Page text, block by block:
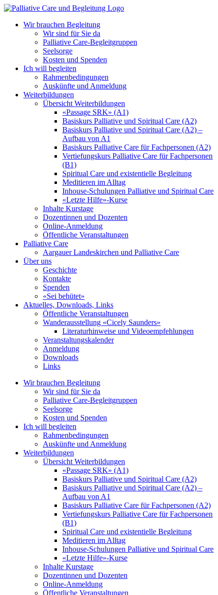
Zum
springenWir brauchen Begleitung
Wir sind für Sie da
Palliative Care-Begleitgruppen
Seelsorge
Kosten und Spenden
Ich will begleiten
Rahmenbedingungen
Auskünfte und Anmeldung
Weiterbildungen
Übersicht Weiterbildungen
«Passage SRK» (A1)
Basiskurs Palliative und Spiritual Care (A2)
Basiskurs Palliative und Spiritual Care (A2) –
Aufbau von A1
Basiskurs Palliative Care für Fachpersonen (A2)
Vertiefungskurs Palliative Care für Fachpersonen
(B1)
Spiritual Care und existentielle Begleitung
Meditieren im Alltag
Inhouse-Schulungen Palliative und Spiritual Care
«Letzte Hilfe»-Kurse
Inhalte Kurstage
Dozentinnen und Dozenten
Online-Anmeldung
Öffentliche Veranstaltungen
Palliative Care
Aargauer Landeskirchen und Palliative Care
Über uns
Geschichte
Kontakte
Spenden
«Sei behütet»
Aktuelles, Downloads, Links
Öffentliche Veranstaltungen
Wanderausstellung «Cicely Saunders»
Literaturhinweise und Videoempfehlungen
Veranstaltungskalender
Anmeldung
Downloads
Links
Wir brauchen Begleitung
Wir sind für Sie da
Palliative Care-Begleitgruppen
Seelsorge
Kosten und Spenden
Ich will begleiten
Rahmenbedingungen
Auskünfte und Anmeldung
Weiterbildungen
Übersicht Weiterbildungen
«Passage SRK» (A1)
Basiskurs Palliative und Spiritual Care (A2)
Basiskurs Palliative und Spiritual Care (A2) –
Aufbau von A1
Basiskurs Palliative Care für Fachpersonen (A2)
Vertiefungskurs Palliative Care für Fachpersonen
(B1)
Spiritual Care und existentielle Begleitung
Meditieren im Alltag
Inhouse-Schulungen Palliative und Spiritual Care
«Letzte Hilfe»-Kurse
Inhalte Kurstage
Dozentinnen und Dozenten
Online-Anmeldung
Öffentliche Veranstaltungen